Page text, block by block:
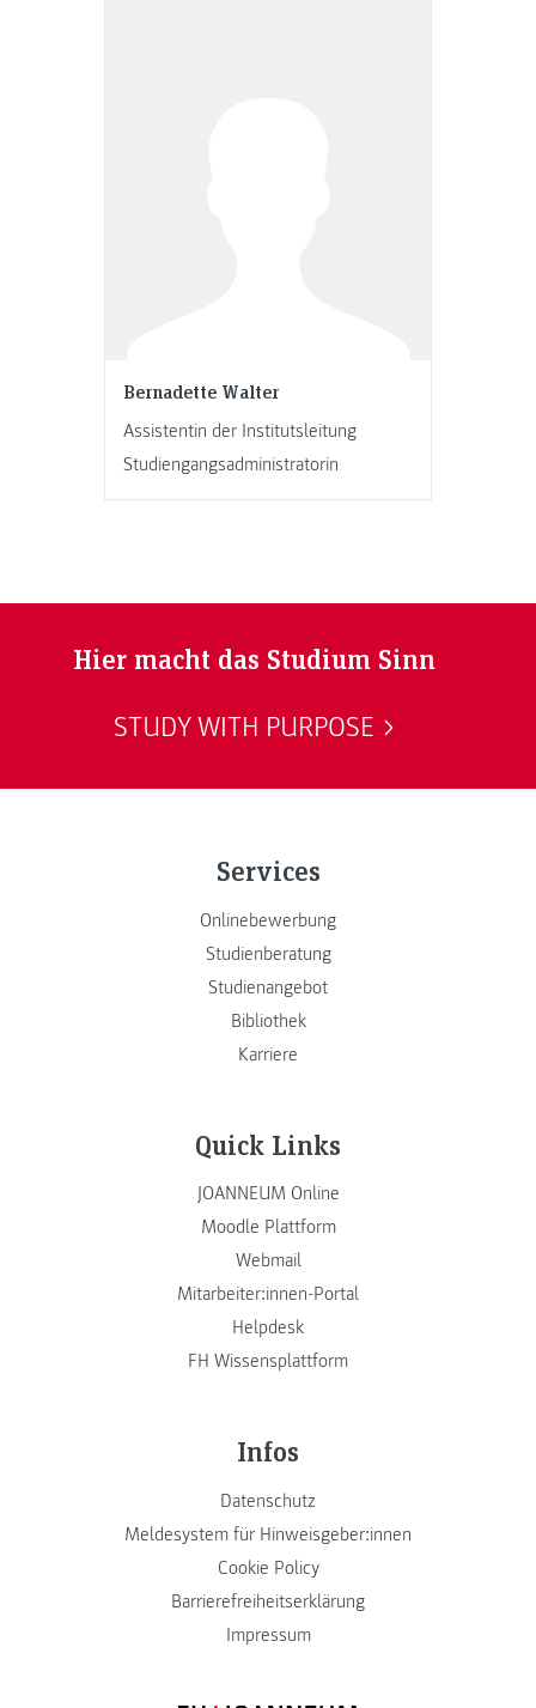
Bernadette Walter
Assistentin der Institutsleitung
Studiengangsadministratorin
Hier macht das Studium Sinn
STUDY WITH PURPOSE
Services
Onlinebewerbung
Studienberatung
Studienangebot
Bibliothek
Karriere
Quick Links
JOANNEUM Online
Moodle Plattform
Webmail
Mitarbeiter:innen-Portal
Helpdesk
FH Wissensplattform
Infos
Datenschutz
Meldesystem für Hinweisgeber:innen
Cookie Policy
Barrierefreiheitserklärung
Impressum